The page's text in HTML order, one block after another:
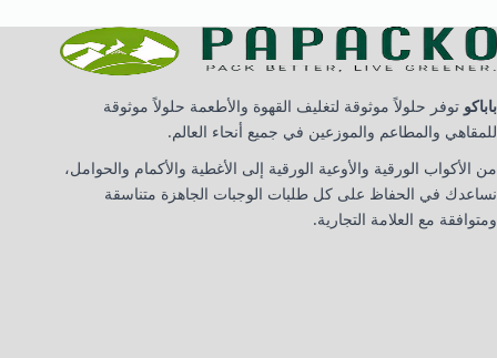
باباكو توفر حلولاً موثوقة لتغليف القهوة والأطعمة حلولاً موثوقة
للمقاهي والمطاعم والموزعين في جميع أنحاء العالم.
من الأكواب الورقية والأوعية الورقية إلى الأغطية والأكمام والحوامل،
نساعدك في الحفاظ على كل طلبات الوجبات الجاهزة متناسقة
ومتوافقة مع العلامة التجارية.